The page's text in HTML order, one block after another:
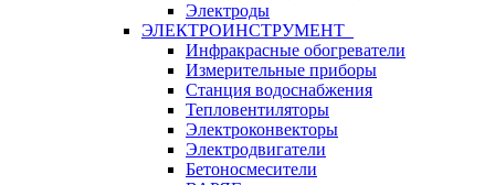
Электроды
ЭЛЕКТРОИНСТРУМЕНТ
Инфракрасные обогреватели
Измерительные приборы
Станция водоснабжения
Тепловентиляторы
Электроконвекторы
Электродвигатели
Бетоносмесители